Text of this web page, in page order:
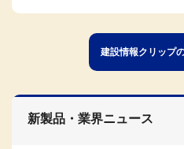
建設情報クリップ
新製品・業界ニュース